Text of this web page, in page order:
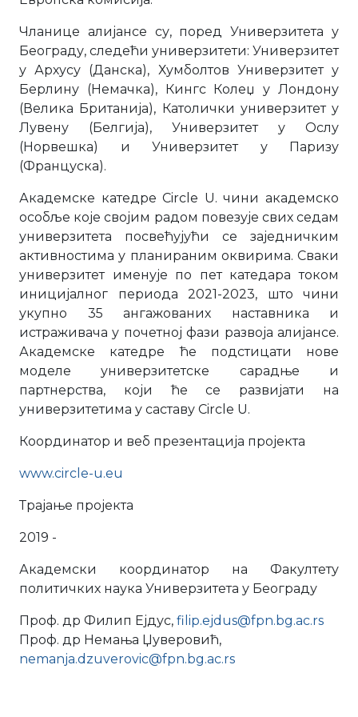
Чланице алијансе су, поред Универзитета у
Београду, следећи универзитети: Универзитет
у Архусу (Данска), Хумболтов Универзитет у
Берлину (Немачка), Кингс Колеџ у Лондону
(Велика Британија), Католички универзитет у
Лувену (Белгија), Универзитет у Ослу
(Норвешка) и Универзитет у Паризу
(Француска).
Академске катедре Circle U. чини академско
особље које својим радом повезује свих седам
универзитета посвећујући се заједничким
активностима у планираним оквирима. Сваки
универзитет именује по пет катедара током
иницијалног периода 2021-2023, што чини
укупно 35 ангажованих наставника и
истраживача у почетној фази развоја алијансе.
Академске катедре ће подстицати нове
моделе универзитетске сарадње и
партнерства, који ће се развијати на
универзитетима у саставу Circle U.
Координатор и веб презентација пројекта
www.circle-u.eu
Трајање пројекта
2019 -
Академски координатор на Факултету
политичких наука Универзитета у Београду
Проф. др Филип Ејдус, filip.ejdus@fpn.bg.ac.rs
Проф. др Немања Џуверовић,
nemanja.dzuverovic@fpn.bg.ac.rs